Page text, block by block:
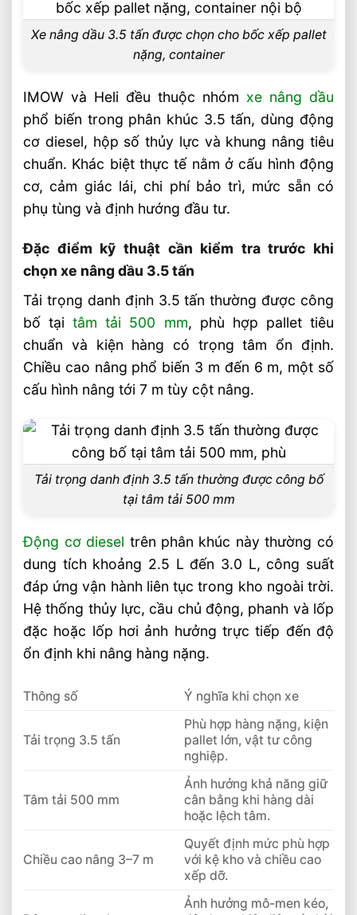
Quy trình kiểm tra trước khi quyết định
mua
dầu 3.5 tấn IMOW và Heli FAQ
Xe nâng dầu 3.5 tấn IMOW và Heli khác
nhau lớn nhất ở điểm nào?
Doanh nghiệp nào nên chọn IMOW cho
xe nâng dầu 3.5 tấn?
Video: So Sánh Xe Nâng Dầu 3.5 Tấn
IMOW Và Heli Nên Chọn Loại Nào?
Sản phẩm đề xuất
Liên hệ mua sản phẩm
Bài Viết Liên Quan
Sai Lầm Phổ Biến Khi Chọn Xe Nâng Điện
Chọn Loại Bánh Xe Nâng Điện Theo Môi
Trường Làm Việc Phù Hợp
Chọn Tải Trọng Xe Nâng Điện Theo
Trọng Lượng Thực Tế
Hợp Từng Ứng Dụng
Chọn Xe Nâng Điện Phù Hợp Theo Từng
Loại Pallet Tối Ưu Nhất
Chọn Xe Nâng Điện Phù Hợp Theo Chiều
Cao Kệ Hàng Chuẩn Nhất
Xe Nâng Điện Reach Truck 1.8 Tấn Lựa
Chọn Tối Ưu Cho Logistics
Xe Nâng Dầu 3.5 Tấn Động Cơ Isuzu Có
Xe nâng dầu 3.5 tấn được chọn cho bốc xếp pallet
nặng, container
IMOW và Heli đều thuộc nhóm xe nâng dầu
phổ biến trong phân khúc 3.5 tấn, dùng động
cơ diesel, hộp số thủy lực và khung nâng tiêu
chuẩn. Khác biệt thực tế nằm ở cấu hình động
cơ, cảm giác lái, chi phí bảo trì, mức sẵn có
phụ tùng và định hướng đầu tư.
Đặc điểm kỹ thuật cần kiểm tra trước khi
chọn xe nâng dầu 3.5 tấn
Tải trọng danh định 3.5 tấn thường được công
bố tạitâm tải 500 mm, phù hợp pallet tiêu
chuẩn và kiện hàng có trọng tâm ổn định.
Chiều cao nâng phổ biến 3 m đến 6 m, một số
cấu hình nâng tới 7 m tùy cột nâng.
Tải trọng danh định 3.5 tấn thường được công bố
tại tâm tải 500 mm
Động cơ diesel trên phân khúc này thường có
dung tích khoảng 2.5 L đến 3.0 L, công suất
đáp ứng vận hành liên tục trong kho ngoài trời.
Hệ thống thủy lực, cầu chủ động, phanh và lốp
đặc hoặc lốp hơi ảnh hưởng trực tiếp đến độ
ổn định khi nâng hàng nặng.
Thông số Ý nghĩa khi chọn xe
Tải trọng 3.5 tấn
Phù hợp hàng nặng, kiện
pallet lớn, vật tư công
nghiệp.
Tâm tải 500 mm
Ảnh hưởng khả năng giữ
cân bằng khi hàng dài
hoặc lệch tâm.
Chiều cao nâng 3–7 m
Quyết định mức phù hợp
với kệ kho và chiều cao
xếp dỡ.
Ảnh hưởng mô-men kéo,